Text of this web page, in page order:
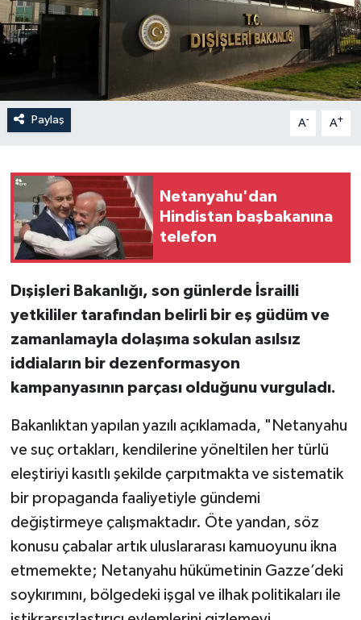
Paylaş A- A+
Netanyahu'dan
Hindistan başbakanına
telefon
Dışişleri Bakanlığı, son günlerde İsrailli
yetkililer tarafından belirli bir eş güdüm ve
zamanlamayla dolaşıma sokulan asılsız
iddiaların bir dezenformasyon
kampanyasının parçası olduğunu vurguladı.
Bakanlıktan yapılan yazılı açıklamada, "Netanyahu
ve suç ortakları, kendilerine yöneltilen her türlü
eleştiriyi kasıtlı şekilde çarpıtmakta ve sistematik
bir propaganda faaliyetiyle gündemi
değiştirmeye çalışmaktadır. Öte yandan, söz
konusu çabalar artık uluslararası kamuoyunu ikna
etmemekte; Netanyahu hükümetinin Gazze’deki
soykırımını, bölgedeki işgal ve ilhak politikaları ile